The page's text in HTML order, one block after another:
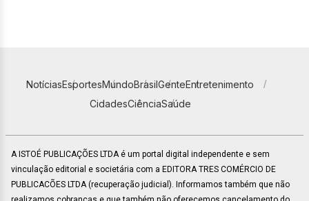
NotíciasEsportesMundoBrasilGenteEntretenimento
CidadesCiênciaSaúde
A ISTOÉ PUBLICAÇÕES LTDA é um portal digital independente e sem
vinculação editorial e societária com a EDITORA TRES COMÉRCIO DE
PUBLICACÕES LTDA (recuperação judicial). Informamos também que não